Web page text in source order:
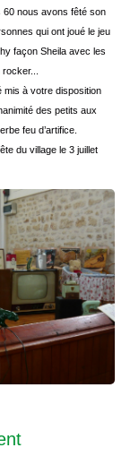
60 nous avons fêté son
qui ont joué le jeu
façon Sheila avec les
mis à votre disposition
des petits aux
feu d’artifice.
du village le 3 juillet